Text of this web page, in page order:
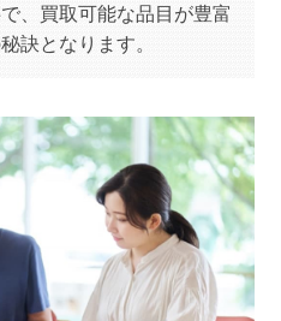
、買取可能な品目が豊富
訣となります。